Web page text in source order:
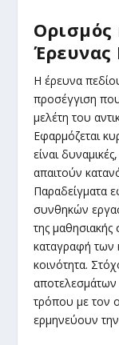
Ορισμός
Έρευνας
Η έρευνα
προσέγγιση
μελέτη του
Εφαρμόζεται
είναι
απαιτούν
Παραδείγματα
συνθηκών
της
καταγραφή των
κοινότητα.
τρόπου με τον
ερμηνεύουν